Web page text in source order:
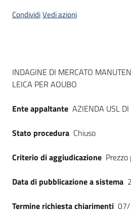
site
su
CondividiVedi azioni
Dati del bando
INDAGINE DI MERCATO
LEICA PER AOUBO
Ente appaltante AZIENDA USL
Stato procedura Chiuso
Criterio di aggiudicazione Prezzo
Data di pubblicazione a sistema
Termine richiesta chiarimenti